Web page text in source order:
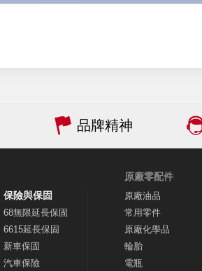
品牌精神
保險與保固
68無限延長保固
6615延長保固
新車保固
汽車保險
原廠零配件
原廠油品
常用零件
原廠化學品
輪胎
電瓶